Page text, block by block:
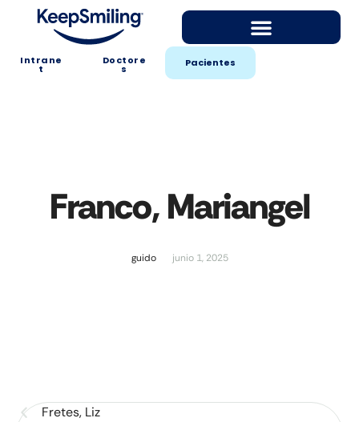
Intrane
t
Doctore
s Pacientes
Franco, Mariangel
guido junio 1, 2025
Fretes, Liz